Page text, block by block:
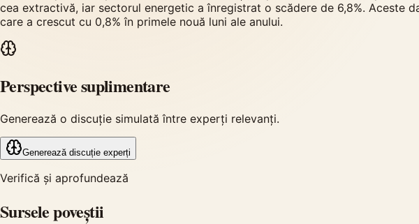
cea extractivă, iar sectorul energetic a înregistrat o scădere de 6,8%. Aceste
care a crescut cu 0,8% în primele nouă luni ale anului.
Perspective suplimentare
Generează o discuție simulată între experți relevanți.
Generează discuție experți
Verifică și aprofundează
Sursele poveștii